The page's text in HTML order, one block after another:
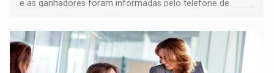
e as ganhadores foram informadas pelo telefone de